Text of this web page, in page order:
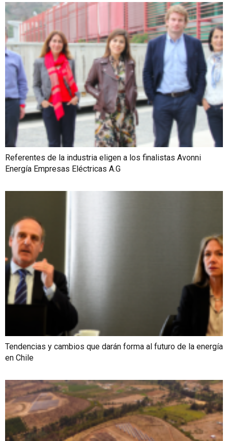
Referentes de la industria eligen a los finalistas Avonni
Energía Empresas Eléctricas A.G
Tendencias y cambios que darán forma al futuro de la energía
en Chile